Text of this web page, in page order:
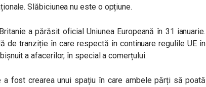
Slăbiciunea nu este o opțiune.
a părăsit oficial Uniunea Europeană în 31 ianuarie.
de tranziție în care respectă în continuare regulile UE în
a afacerilor, în special a comerțului.
a fost crearea unui spațiu în care ambele părți să poată